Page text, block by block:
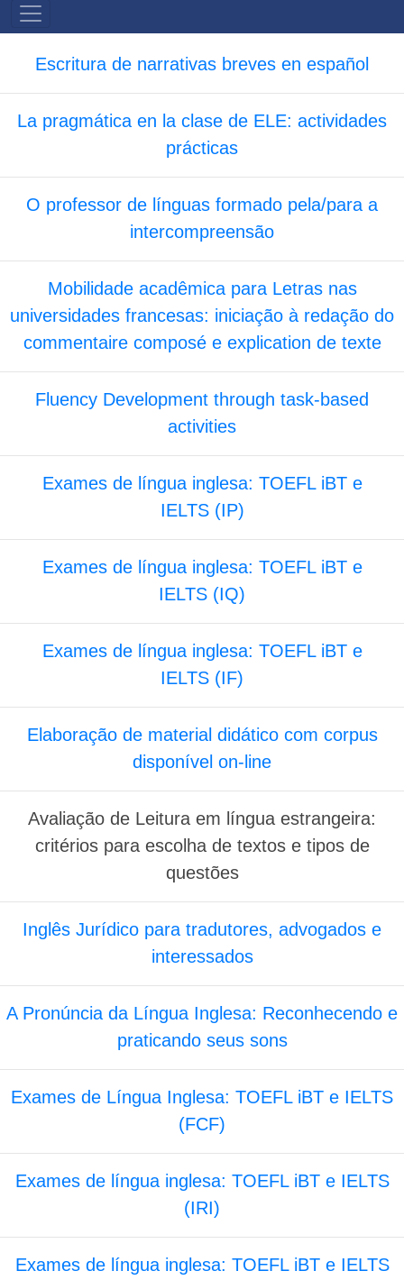
MENU
PRIMÁRIO
Escritura de narrativas breves en español
La pragmática en la clase de ELE: actividades
prácticas
O professor de línguas formado pela/para a
intercompreensão
Mobilidade acadêmica para Letras nas
universidades francesas: iniciação à redação do
commentaire composé e explication de texte
Fluency Development through task-based
activities
Exames de língua inglesa: TOEFL iBT e
IELTS (IP)
Exames de língua inglesa: TOEFL iBT e
IELTS (IQ)
Exames de língua inglesa: TOEFL iBT e
IELTS (IF)
Elaboração de material didático com corpus
disponível on-line
Avaliação de Leitura em língua estrangeira:
critérios para escolha de textos e tipos de
questões
Inglês Jurídico para tradutores, advogados e
interessados
A Pronúncia da Língua Inglesa: Reconhecendo e
praticando seus sons
Exames de Língua Inglesa: TOEFL iBT e IELTS
(FCF)
Exames de língua inglesa: TOEFL iBT e IELTS
(IRI)
Exames de língua inglesa: TOEFL iBT e IELTS